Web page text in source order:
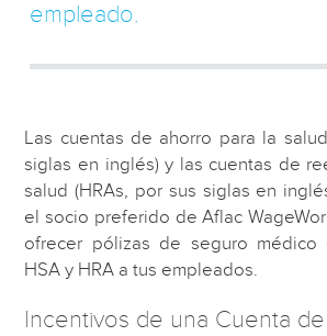
empleado.
Las cuentas de ahorro para la
siglas en inglés) y las cuentas de
salud (HRAs, por sus siglas en
el socio preferido de Aflac
ofrecer pólizas de seguro médico
HSA y HRA a tus empleados.
Incentivos de una Cuenta